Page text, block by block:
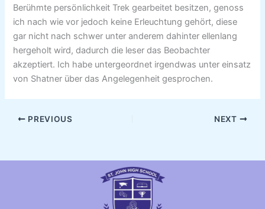
Berühmte persönlichkeit Trek gearbeitet besitzen, genoss
ich nach wie vor jedoch keine Erleuchtung gehört, diese
gar nicht nach schwer unter anderem dahinter ellenlang
hergeholt wird, dadurch die leser das Beobachter
akzeptiert. Ich habe untergeordnet irgendwas unter einsatz
von Shatner über das Angelegenheit gesprochen.
PREVIOUS NEXT